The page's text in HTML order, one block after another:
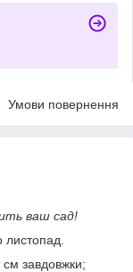
Умови повернення
ваш сад!
листопад.
см завдовжки;